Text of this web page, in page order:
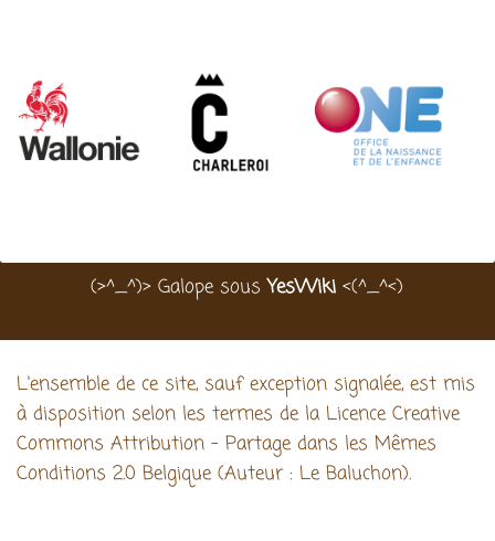
(>^_^)> Galope sousYesWiki <(^_^<)
L'ensemble de ce site, sauf exception signalée, est mis
à disposition selon les termes de la Licence Creative
Commons Attribution - Partage dans les Mêmes
Conditions 2.0 Belgique (Auteur : Le Baluchon).